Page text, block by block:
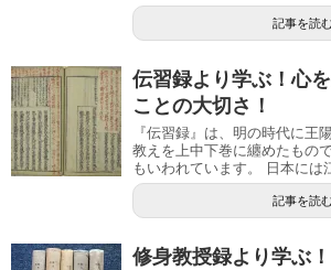
記事を読
伝習録より学ぶ！心
ことの大切さ！
『伝習録』は、明の時代に王
教えを上中下巻に纏めたもの
もいわれています。 日本には
記事を読
修身教授録より学ぶ